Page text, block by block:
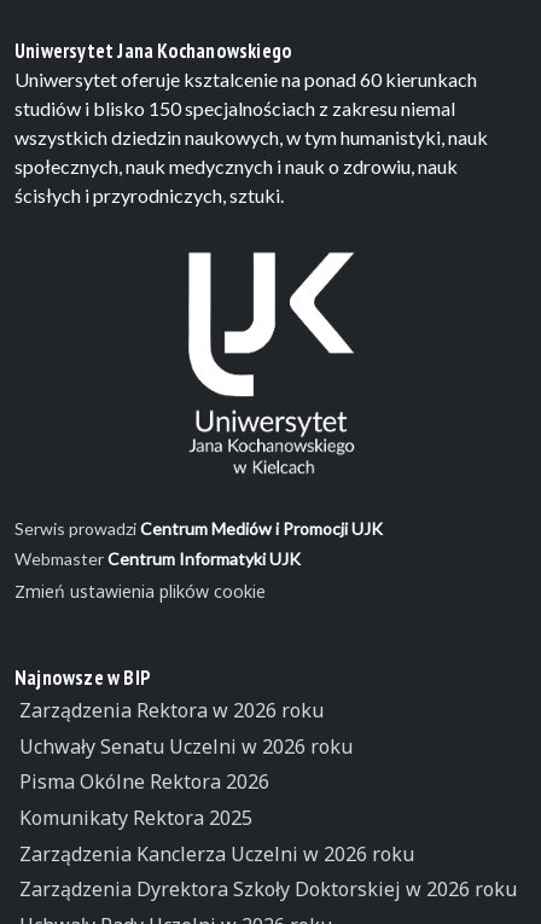
Uniwersytet Jana Kochanowskiego
Uniwersytet oferuje ksztalcenie na ponad 60 kierunkach
studiów i blisko 150 specjalnościach z zakresu niemal
wszystkich dziedzin naukowych, w tym humanistyki, nauk
społecznych, nauk medycznych i nauk o zdrowiu, nauk
ścisłych i przyrodniczych, sztuki.
Serwis prowadziCentrum Mediów i Promocji UJK
WebmasterCentrum Informatyki UJK
Zmień ustawienia plików cookie
Najnowsze w BIP
Zarządzenia Rektora w 2026 roku
Uchwały Senatu Uczelni w 2026 roku
Pisma Okólne Rektora 2026
Komunikaty Rektora 2025
Zarządzenia Kanclerza Uczelni w 2026 roku
Zarządzenia Dyrektora Szkoły Doktorskiej w 2026 roku